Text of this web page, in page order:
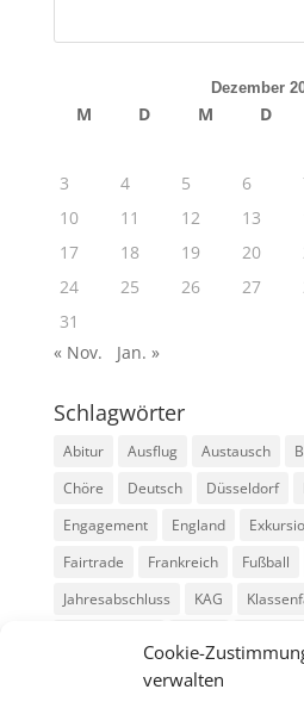
Cookie-
verwalten
Dezember
M D M D
3
4 5 6
10
11 12 13
17
18 19 20
24
25 26 27
31
« Nov.
Jan. »
Schlagwörter
Abitur Ausflug Austausch
Chöre
Deutsch Düsseldorf
Engagement
England
Fairtrade
Frankreich Fußball
Jahresabschluss
KAG
Musik